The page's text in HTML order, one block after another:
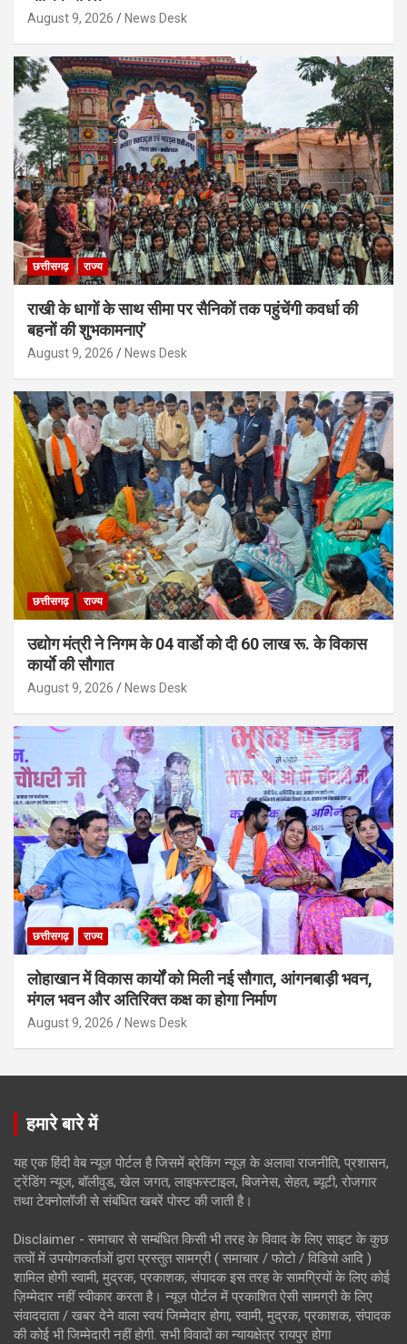
August 9, 2026 News Desk
छत्तीसगढ़ राज्य
राखी के धागों के साथ सीमा पर सैनिकों तक पहुंचेंगी कवर्धा की
बहनों की शुभकामनाएं’
August 9, 2026 News Desk
छत्तीसगढ़ राज्य
उद्योग मंत्री ने निगम के 04 वार्डाे को दी 60 लाख रू. के विकास
कार्याे की सौगात
August 9, 2026 News Desk
छत्तीसगढ़ राज्य
लोहाखान में विकास कार्यों को मिली नई सौगात, आंगनबाड़ी भवन,
मंगल भवन और अतिरिक्त कक्ष का होगा निर्माण
August 9, 2026 News Desk
हमारे बारे में
यह एक हिंदी वेब न्यूज़ पोर्टल है जिसमें ब्रेकिंग न्यूज़ के अलावा राजनीति, प्रशासन,
ट्रेंडिंग न्यूज, बॉलीवुड, खेल जगत, लाइफस्टाइल, बिजनेस, सेहत, ब्यूटी, रोजगार
तथा टेक्नोलॉजी से संबंधित खबरें पोस्ट की जाती है।
Disclaimer - समाचार से सम्बंधित किसी भी तरह के विवाद के लिए साइट के कुछ
तत्वों में उपयोगकर्ताओं द्वारा प्रस्तुत सामग्री ( समाचार / फोटो / विडियो आदि )
शामिल होगी स्वामी, मुद्रक, प्रकाशक, संपादक इस तरह के सामग्रियों के लिए कोई
ज़िम्मेदार नहीं स्वीकार करता है। न्यूज़ पोर्टल में प्रकाशित ऐसी सामग्री के लिए
संवाददाता / खबर देने वाला स्वयं जिम्मेदार होगा, स्वामी, मुद्रक, प्रकाशक, संपादक
की कोई भी जिम्मेदारी नहीं होगी. सभी विवादों का न्यायक्षेत्र रायपुर होगा